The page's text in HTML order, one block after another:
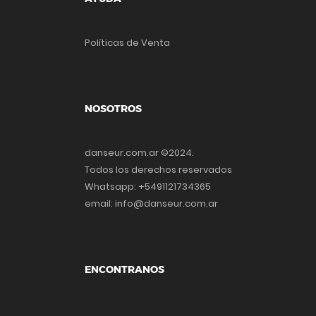
Políticas de Venta
NOSOTROS
danseur.com.ar ©2024.
Todos los derechos reservados
Whatsapp: +5491121734365
email: info@danseur.com.ar
ENCONTRANOS